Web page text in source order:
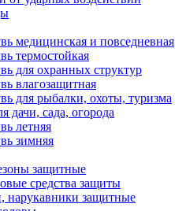
медицинская и повседневная
термостойкая
для охранных структур
влагозащитная
для рыбалки, охоты, туризма
дачи, сада, огорода
летняя
зимняя
защитные
средства защиты
нарукавники защитные